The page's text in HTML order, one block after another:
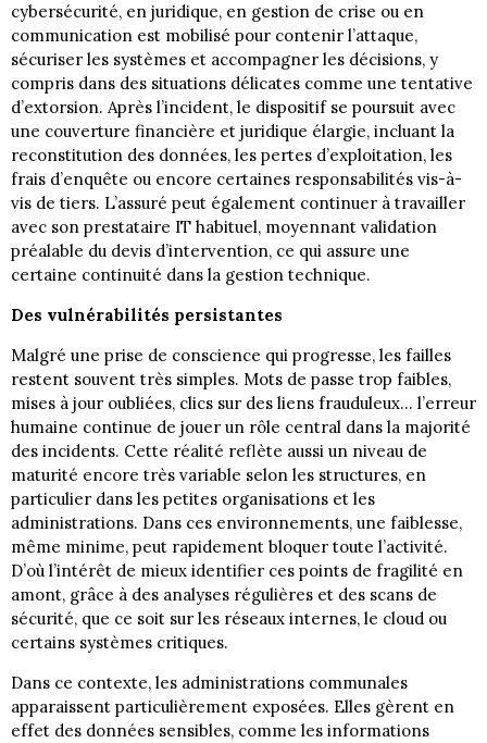
cybersécurité, en juridique, en gestion de crise ou en
communication est mobilisé pour contenir l’attaque,
sécuriser les systèmes et accompagner les décisions, y
compris dans des situations délicates comme une tentative
d’extorsion. Après l’incident, le dispositif se poursuit avec
une couverture financière et juridique élargie, incluant la
reconstitution des données, les pertes d’exploitation, les
frais d’enquête ou encore certaines responsabilités vis-à-
vis de tiers. L’assuré peut également continuer à travailler
avec son prestataire IT habituel, moyennant validation
préalable du devis d’intervention, ce qui assure une
certaine continuité dans la gestion technique.
Des vulnérabilités persistantes
Malgré une prise de conscience qui progresse, les failles
restent souvent très simples. Mots de passe trop faibles,
mises à jour oubliées, clics sur des liens frauduleux… l’erreur
humaine continue de jouer un rôle central dans la majorité
des incidents. Cette réalité reflète aussi un niveau de
maturité encore très variable selon les structures, en
particulier dans les petites organisations et les
administrations. Dans ces environnements, une faiblesse,
même minime, peut rapidement bloquer toute l’activité.
D’où l’intérêt de mieux identifier ces points de fragilité en
amont, grâce à des analyses régulières et des scans de
sécurité, que ce soit sur les réseaux internes, le cloud ou
certains systèmes critiques.
Dans ce contexte, les administrations communales
apparaissent particulièrement exposées. Elles gèrent en
effet des données sensibles, comme les informations